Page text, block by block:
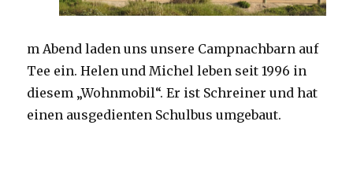
m Abend laden uns unsere Campnachbarn auf
Tee ein. Helen und Michel leben seit 1996 in
diesem „Wohnmobil“. Er ist Schreiner und hat
einen ausgedienten Schulbus umgebaut.